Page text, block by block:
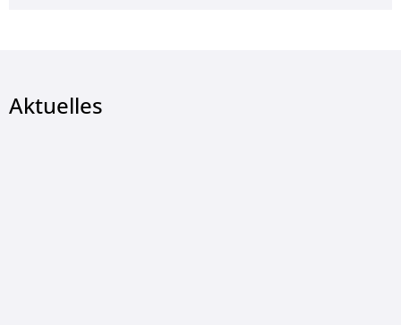
Aktuelles